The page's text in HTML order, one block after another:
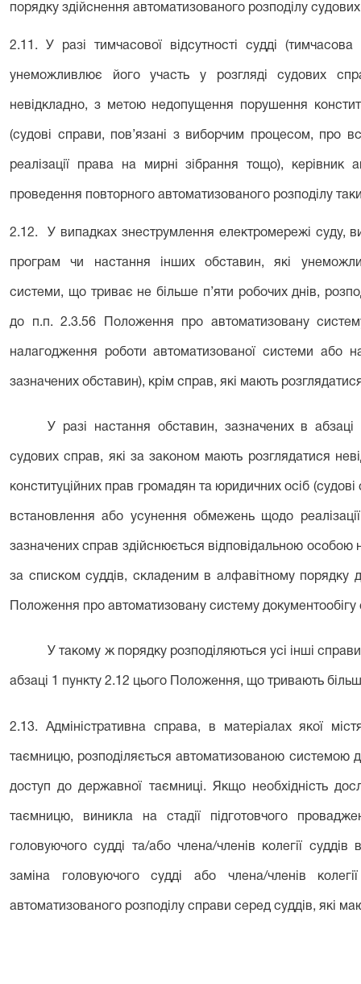
порядку здійснення автоматизованого розподілу
2.11. У разі тимчасової відсутності судді
унеможливлює його участь у розгляді судових
невідкладно, з метою недопущення порушення
(судові справи, пов’язані з виборчим процесом, про
реалізації права на мирні зібрання тощо),
проведення повторного автоматизованого розподілу
2.12. У випадках знеструмлення електромережі суду,
програм чи настання інших обставин, які
системи, що триває не більше п’яти робочих днів,
до п.п. 2.3.56 Положення про автоматизовану
налагодження роботи автоматизованої системи або
зазначених обставин), крім справ, які мають
У разі настання обставин, зазначених в
судових справ, які за законом мають розглядатися
конституційних прав громадян та юридичних осіб
встановлення або усунення обмежень щодо
зазначених справ здійснюється відповідальною особою
за списком суддів, складеним в алфавітному порядку
Положення про автоматизовану систему документообігу
У такому ж порядку розподіляються усі інші
абзаці 1 пункту 2.12 цього Положення, що тривають
2.13. Адміністративна справа, в матеріалах якої
таємницю, розподіляється автоматизованою системою
доступ до державної таємниці. Якщо необхідність
таємницю, виникла на стадії підготовчого
головуючого судді та/або члена/членів колегії суддів
заміна головуючого судді або члена/членів
автоматизованого розподілу справи серед суддів, які